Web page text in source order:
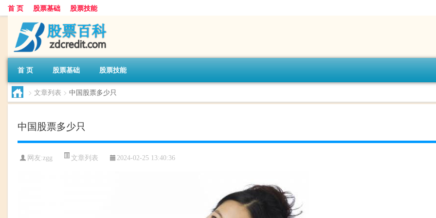
首 页 股票基础 股票技能
首 页 股票基础 股票技能
> 文章列表 > 中国股票多少只
中国股票多少只
网友:zgg 文章列表 2024-02-25 13:40:36